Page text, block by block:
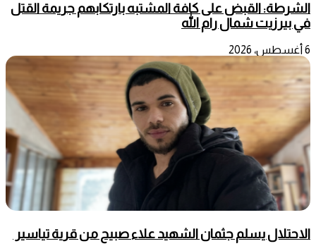
الشرطة: القبض على كافة المشتبه بارتكابهم جريمة القتل
في بيرزيت شمال رام الله
6 أغسطس، 2026
الاحتلال يسلم جثمان الشهيد علاء صبيح من قرية تياسير